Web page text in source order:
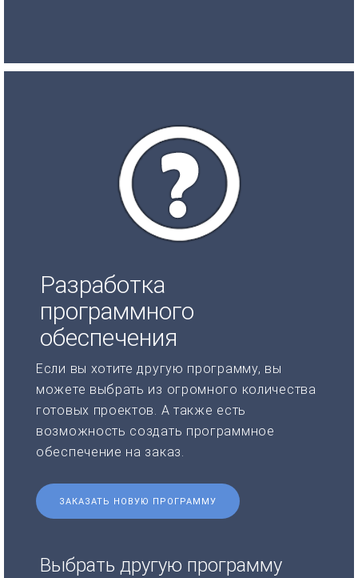
Разработка
программного
обеспечения
Если вы хотите другую программу, вы
можете выбрать из огромного количества
готовых проектов. А также есть
возможность создать программное
обеспечение на заказ.
ЗАКАЗАТЬ НОВУЮ ПРОГРАММУ
Выбрать другую программу